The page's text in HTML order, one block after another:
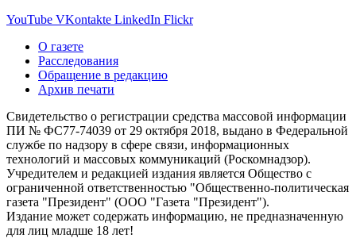
YouTube VKontakte LinkedIn Flickr
О газете
Расследования
Обращение в редакцию
Архив печати
Свидетельство о регистрации средства массовой информации
ПИ № ФС77-74039 от 29 октября 2018, выдано в Федеральной
службе по надзору в сфере связи, информационных
технологий и массовых коммуникаций (Роскомнадзор).
Учредителем и редакцией издания является Общество с
ограниченной ответственностью "Общественно-политическая
газета "Президент" (ООО "Газета "Президент").
Издание может содержать информацию, не предназначенную
для лиц младше 18 лет!